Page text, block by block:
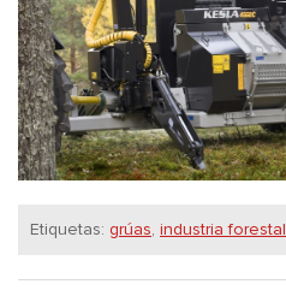
Etiquetas: grúas, industria forestal